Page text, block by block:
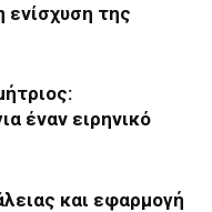
ενίσχυση της
έναν ειρηνικό
και εφαρμογή